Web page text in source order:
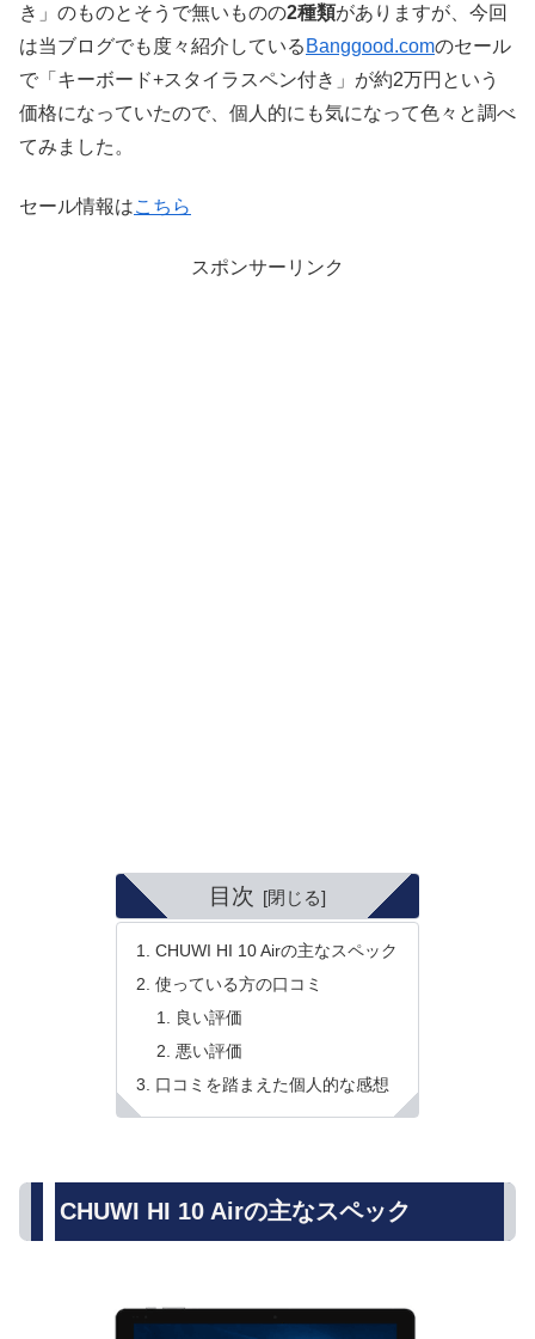
き」のものとそうで無いものの2種類がありますが、今回
は当ブログでも度々紹介している Banggood.comのセール
で「キーボード+スタイラスペン付き」が約2万円という
価格になっていたので、個人的にも気になって色々と調べ
てみました。
セール情報はこちら
スポンサーリンク
目次
CHUWI HI 10 Airの主なスペック
使っている方の口コミ
良い評価
悪い評価
口コミを踏まえた個人的な感想
CHUWI HI 10 Airの主なスペック